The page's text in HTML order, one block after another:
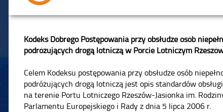
Kodeks Dobrego Postępowania przy obsłudze osób
podróżujących drogą lotniczą w Porcie Lotniczym
Celem Kodeksu postępowania przy obsłudze osób
podróżujących drogą lotniczą jest opis standardów
na terenie Portu Lotniczego Rzeszów-Jasionka im.
Parlamentu Europejskiego i Rady z dnia 5 lipca 2006 r.